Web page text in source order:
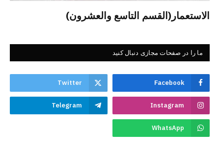
الاستعمار(القسم التاسع والعشرون)
ما را در صفحات مجازی دنبال کنید
Facebook
Twitter
Instagram
Telegram
WhatsApp